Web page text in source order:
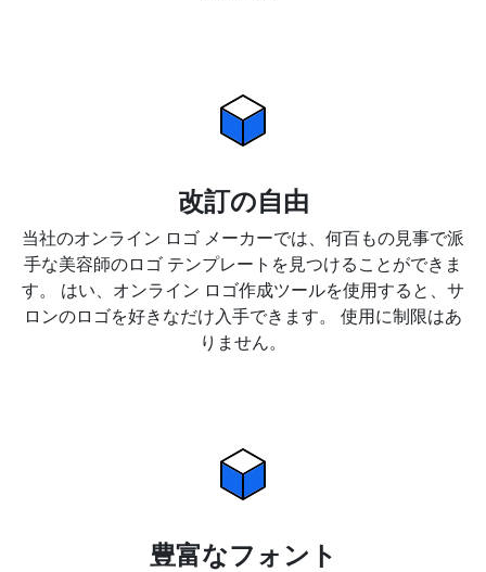
改訂の自由
当社のオンライン ロゴ メーカーでは、何百もの見事で派
手な美容師のロゴ テンプレートを見つけることができま
す。 はい、オンライン ロゴ作成ツールを使用すると、サ
ロンのロゴを好きなだけ入手できます。 使用に制限はあ
りません。
豊富なフォント